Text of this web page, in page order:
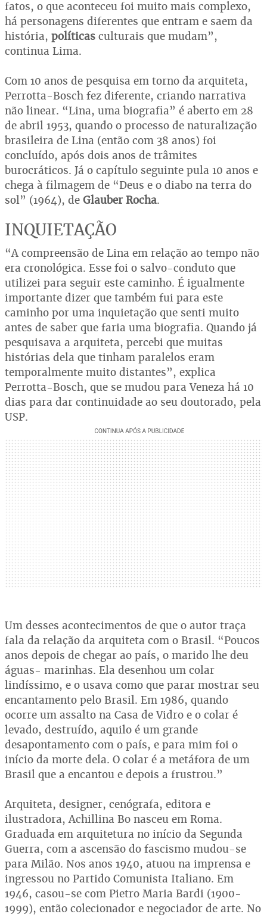
fatos, o que aconteceu foi muito mais complexo,
há personagens diferentes que entram e saem da
história, políticas culturais que mudam”,
continua Lima.
Com 10 anos de pesquisa em torno da arquiteta,
Perrotta-Bosch fez diferente, criando narrativa
não linear. “Lina, uma biografia” é aberto em 28
de abril 1953, quando o processo de naturalização
brasileira de Lina (então com 38 anos) foi
concluído, após dois anos de trâmites
burocráticos. Já o capítulo seguinte pula 10 anos e
chega à filmagem de “Deus e o diabo na terra do
sol” (1964), de Glauber Rocha.
INQUIETAÇÃO
“A compreensão de Lina em relação ao tempo não
era cronológica. Esse foi o salvo-conduto que
utilizei para seguir este caminho. É igualmente
importante dizer que também fui para este
caminho por uma inquietação que senti muito
antes de saber que faria uma biografia. Quando já
pesquisava a arquiteta, percebi que muitas
histórias dela que tinham paralelos eram
temporalmente muito distantes”, explica
Perrotta-Bosch, que se mudou para Veneza há 10
dias para dar continuidade ao seu doutorado, pela
USP.
Um desses acontecimentos de que o autor traça
fala da relação da arquiteta com o Brasil. “Poucos
anos depois de chegar ao país, o marido lhe deu
águas- marinhas. Ela desenhou um colar
lindíssimo, e o usava como que parar mostrar seu
encantamento pelo Brasil. Em 1986, quando
ocorre um assalto na Casa de Vidro e o colar é
levado, destruído, aquilo é um grande
desapontamento com o país, e para mim foi o
início da morte dela. O colar é a metáfora de um
Brasil que a encantou e depois a frustrou.”
Arquiteta, designer, cenógrafa, editora e
ilustradora, Achillina Bo nasceu em Roma.
Graduada em arquitetura no início da Segunda
Guerra, com a ascensão do fascismo mudou-se
para Milão. Nos anos 1940, atuou na imprensa e
ingressou no Partido Comunista Italiano. Em
1946, casou-se com Pietro Maria Bardi (1900-
1999), então colecionador e negociador de arte. No